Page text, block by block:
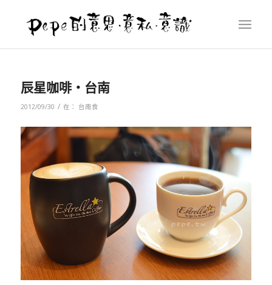
辰星咖啡‧台南
2012/09/30 / 在： 台南食